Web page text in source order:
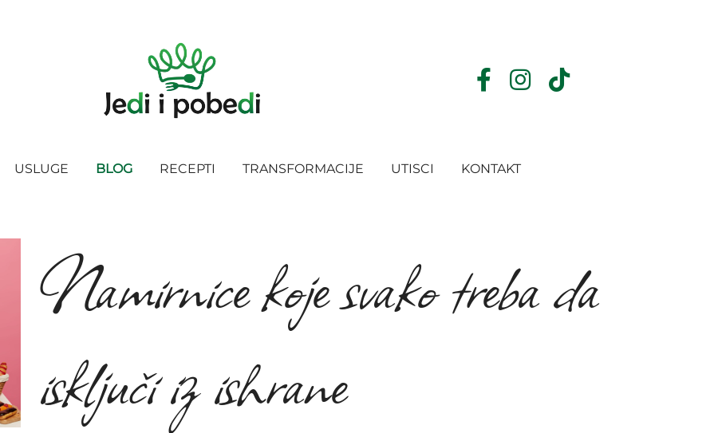
USLUGE BLOG RECEPTI TRANSFORMACIJE UTISCI KONTAKT
Namirnice koje svako treba da
isključi iz ishrane